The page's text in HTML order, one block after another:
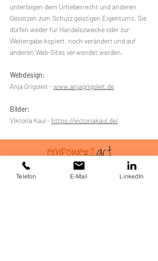
unterliegen dem Urheberrecht und anderen
Gesetzen zum Schutz geistigen Eigentums. Sie
dürfen weder für Handelszwecke oder zur
Weitergabe kopiert, noch verändert und auf
anderen Web-Sites verwendet werden.
Webdesign:
Anja Grigoleit -www.anjagrigoleit.de
Bilder:
Viktoria Kaul - https://victoriakaul.de/
FÜR UNTERNEHMEN
Telefon E-Mail LinkedIn